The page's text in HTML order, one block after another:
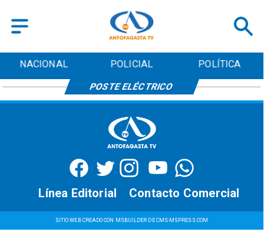
NACIONAL POLICIAL POLÍTICA
POSTE ELÉCTRICO
SITIO WEB CREADO CON MSBUILDER DE CMS-MSPRESS.COM
Contacto Comercial
Línea Editorial